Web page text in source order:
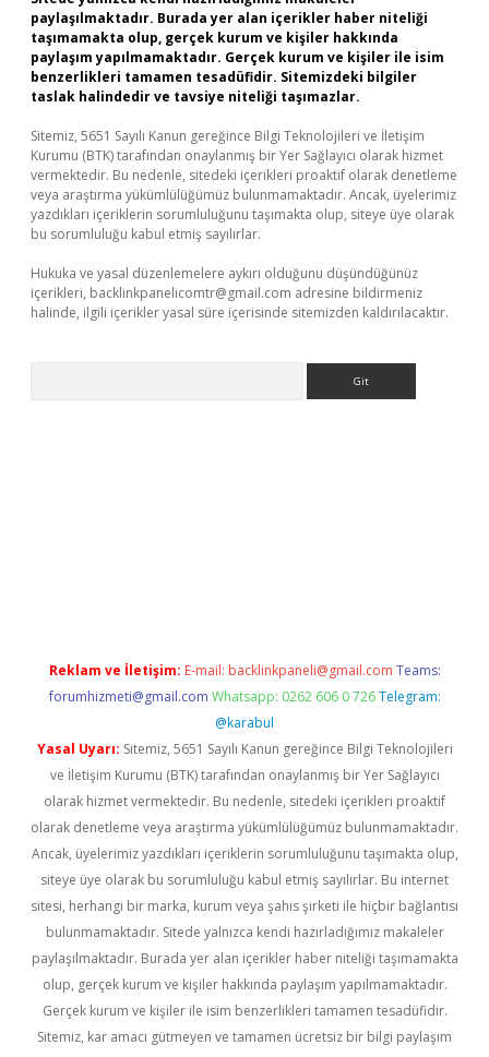
paylaşılmaktadır. Burada yer alan içerikler haber niteliği
taşımamakta olup, gerçek kurum ve kişiler hakkında
paylaşım yapılmamaktadır. Gerçek kurum ve kişiler ile isim
benzerlikleri tamamen tesadüfidir. Sitemizdeki bilgiler
taslak halindedir ve tavsiye niteliği taşımazlar.
Sitemiz, 5651 Sayılı Kanun gereğince Bilgi Teknolojileri ve İletişim
Kurumu (BTK) tarafından onaylanmış bir Yer Sağlayıcı olarak hizmet
vermektedir. Bu nedenle, sitedeki içerikleri proaktif olarak denetleme
veya araştırma yükümlülüğümüz bulunmamaktadır. Ancak, üyelerimiz
yazdıkları içeriklerin sorumluluğunu taşımakta olup, siteye üye olarak
bu sorumluluğu kabul etmiş sayılırlar.
Hukuka ve yasal düzenlemelere aykırı olduğunu düşündüğünüz
içerikleri, backlinkpanelicomtr@gmail.com adresine bildirmeniz
halinde, ilgili içerikler yasal süre içerisinde sitemizden kaldırılacaktır.
Reklam ve İletişim: E-mail: backlinkpaneli@gmail.com Teams:
forumhizmeti@gmail.com Whatsapp: 0262 606 0 726 Telegram:
@karabul
Yasal Uyarı: Sitemiz, 5651 Sayılı Kanun gereğince Bilgi Teknolojileri
ve İletişim Kurumu (BTK) tarafından onaylanmış bir Yer Sağlayıcı
olarak hizmet vermektedir. Bu nedenle, sitedeki içerikleri proaktif
olarak denetleme veya araştırma yükümlülüğümüz bulunmamaktadır.
Ancak, üyelerimiz yazdıkları içeriklerin sorumluluğunu taşımakta olup,
siteye üye olarak bu sorumluluğu kabul etmiş sayılırlar. Bu internet
sitesi, herhangi bir marka, kurum veya şahıs şirketi ile hiçbir bağlantısı
bulunmamaktadır. Sitede yalnızca kendi hazırladığımız makaleler
paylaşılmaktadır. Burada yer alan içerikler haber niteliği taşımamakta
olup, gerçek kurum ve kişiler hakkında paylaşım yapılmamaktadır.
Gerçek kurum ve kişiler ile isim benzerlikleri tamamen tesadüfidir.
Sitemiz, kar amacı gütmeyen ve tamamen ücretsiz bir bilgi paylaşım